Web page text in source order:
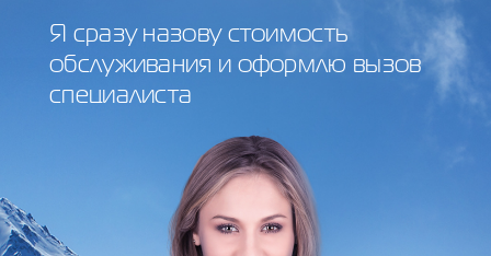
Я сразу назову стоимость
обслуживания и оформлю вызов
специалиста